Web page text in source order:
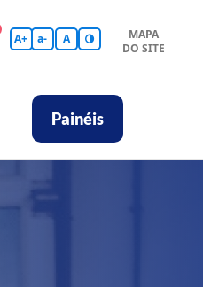
Hub de Conhecimentos
A+ a- A
MAPA
DO SITE
Painéis